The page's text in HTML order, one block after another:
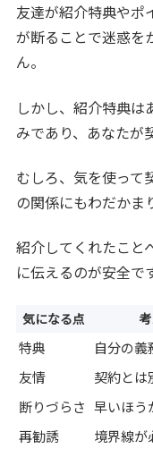
友達が紹介特典やポ
が断ることで迷惑を
ん。
しかし、紹介特典は
みであり、あなたが
むしろ、気を使って
の関係にもわだかま
紹介してくれたこと
に伝えるのが安全で
気になる点
特典 自分の義
友情
契約とは
断りづらさ 早いほう
再勧誘
境界線が